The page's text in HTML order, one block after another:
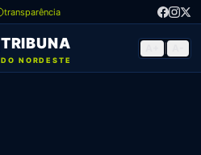
transparência
TRIBUNA
DO NORDESTE